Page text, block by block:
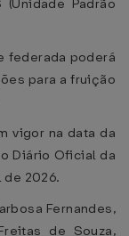
Padrão
federada poderá
para a fruição
vigor na data da
Diário Oficial da
2026.
Fernandes,
de Souza,